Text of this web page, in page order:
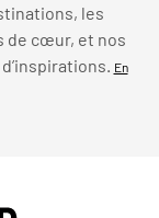
les
de cœur, et nos
En